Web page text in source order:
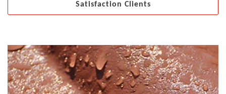
Satisfaction Clients